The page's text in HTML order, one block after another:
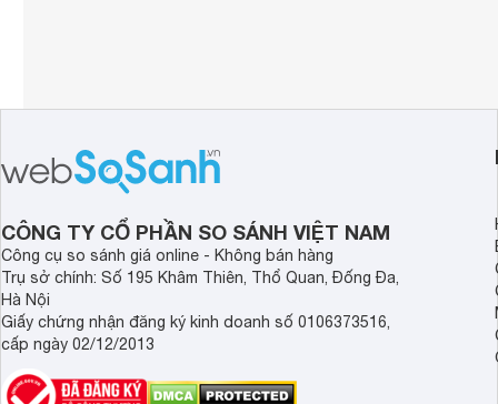
CÔNG TY CỔ PHẦN SO SÁNH VIỆT NAM
Công cụ so sánh giá online - Không bán hàng
Trụ sở chính: Số 195 Khâm Thiên, Thổ Quan, Đống Đa,
Hà Nội
Giấy chứng nhận đăng ký kinh doanh số 0106373516,
cấp ngày 02/12/2013